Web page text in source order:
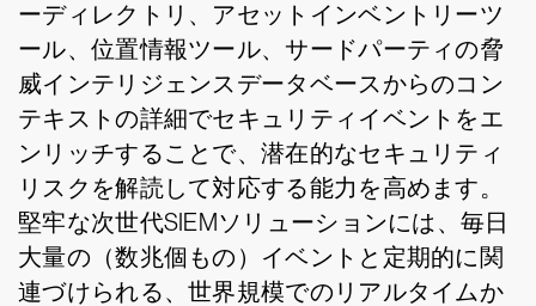
ーディレクトリ、アセットインベントリーツ
ール、位置情報ツール、サードパーティの脅
威インテリジェンスデータベースからのコン
テキストの詳細でセキュリティイベントをエ
ンリッチすることで、潜在的なセキュリティ
リスクを解読して対応する能力を高めます。
堅牢な次世代SIEMソリューションには、毎日
大量の（数兆個もの）イベントと定期的に関
連づけられる、世界規模でのリアルタイムか